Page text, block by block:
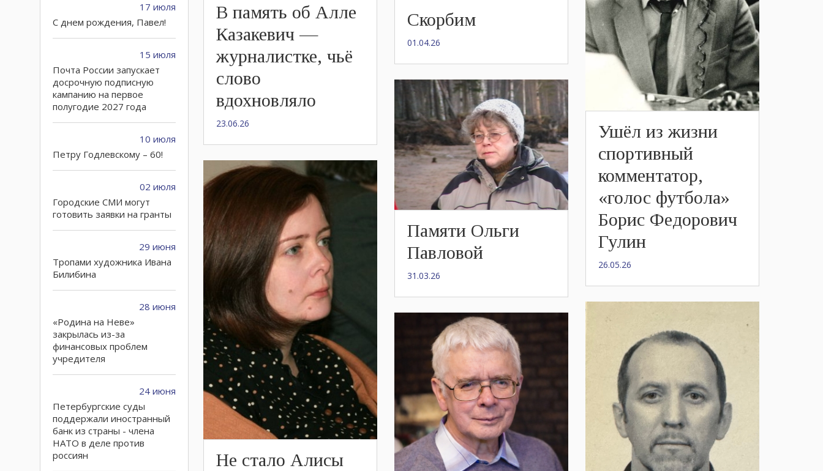
17 июля
C днем рождения, Павел!
15 июля
Почта России запускает
досрочную подписную
кампанию на первое
полугодие 2027 года
10 июля
Петру Годлевскому – 60!
02 июля
Городские СМИ могут
готовить заявки на гранты
29 июня
Тропами художника Ивана
Билибина
28 июня
«Родина на Неве»
закрылась из-за
финансовых проблем
учредителя
24 июня
Петербургские суды
поддержали иностранный
банк из страны - члена
НАТО в деле против
россиян
В память об Алле
Казакевич —
журналистке, чьё
слово
вдохновляло
23.06.26
Ушёл из жизни
спортивный
комментатор,
«голос футбола»
Борис Федорович
Гулин
26.05.26
Скорбим
01.04.26
Памяти Ольги
Павловой
31.03.26
Не стало Алисы